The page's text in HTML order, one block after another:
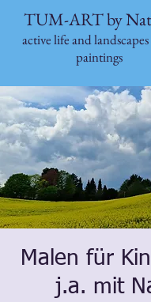
TUM-ART by
active life and
paintings
Malen für
j.a. mit